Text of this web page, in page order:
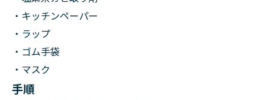
・キッチンペーパー
・ラップ
・ゴム手袋
・マスク
手順